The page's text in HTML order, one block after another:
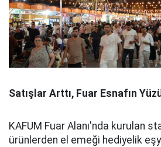
Satışlar Arttı, Fuar Esnafın
KAFUM Fuar Alanı'nda kurulan
ürünlerden el emeği hediyelik